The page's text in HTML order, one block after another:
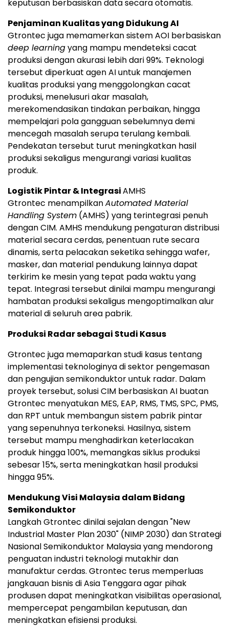
keputusan berbasiskan data secara otomatis.
Penjaminan Kualitas yang Didukung AI
Gtrontec juga memamerkan sistem AOI berbasiskan
deep learningyang mampu mendeteksi cacat
produksi dengan akurasi lebih dari 99%. Teknologi
tersebut diperkuat agen AI untuk manajemen
kualitas produksi yang menggolongkan cacat
produksi, menelusuri akar masalah,
merekomendasikan tindakan perbaikan, hingga
mempelajari pola gangguan sebelumnya demi
mencegah masalah serupa terulang kembali.
Pendekatan tersebut turut meningkatkan hasil
produksi sekaligus mengurangi variasi kualitas
produk.
Logistik Pintar & IntegrasiAMHS
Gtrontec menampilkanAutomated Material
Handling System (AMHS) yang terintegrasi penuh
dengan CIM. AMHS mendukung pengaturan distribusi
material secara cerdas, penentuan rute secara
dinamis, serta pelacakan seketika sehingga wafer,
masker, dan material pendukung lainnya dapat
terkirim ke mesin yang tepat pada waktu yang
tepat. Integrasi tersebut dinilai mampu mengurangi
hambatan produksi sekaligus mengoptimalkan alur
material di seluruh area pabrik.
Produksi Radar sebagai Studi Kasus
Gtrontec juga memaparkan studi kasus tentang
implementasi teknologinya di sektor pengemasan
dan pengujian semikonduktor untuk radar. Dalam
proyek tersebut, solusi CIM berbasiskan AI buatan
Gtrontec menyatukan MES, EAP, RMS, TMS, SPC, PMS,
dan RPT untuk membangun sistem pabrik pintar
yang sepenuhnya terkoneksi. Hasilnya, sistem
tersebut mampu menghadirkan keterlacakan
produk hingga 100%, memangkas siklus produksi
sebesar 15%, serta meningkatkan hasil produksi
hingga 95%.
Mendukung Visi Malaysia dalam Bidang
Semikonduktor
Langkah Gtrontec dinilai sejalan dengan "New
Industrial Master Plan 2030" (NIMP 2030) dan Strategi
Nasional Semikonduktor Malaysia yang mendorong
penguatan industri teknologi mutakhir dan
manufaktur cerdas. Gtrontec terus memperluas
jangkauan bisnis di Asia Tenggara agar pihak
produsen dapat meningkatkan visibilitas operasional,
mempercepat pengambilan keputusan, dan
meningkatkan efisiensi produksi.